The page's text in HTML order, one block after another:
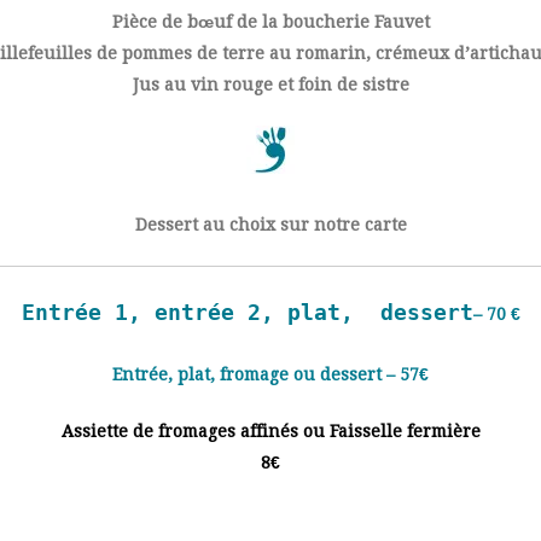
Pièce de bœuf de la boucherie Fauvet
de pommes de terre au romarin, crémeux
Jus au vin rouge et foin de sistre
Dessert au choix sur notre carte
Entrée 1, entrée 2, plat, dessert– 70 €
Entrée, plat, fromage ou dessert – 57€
Assiette de fromages affinés ou Faisselle fermière
8€